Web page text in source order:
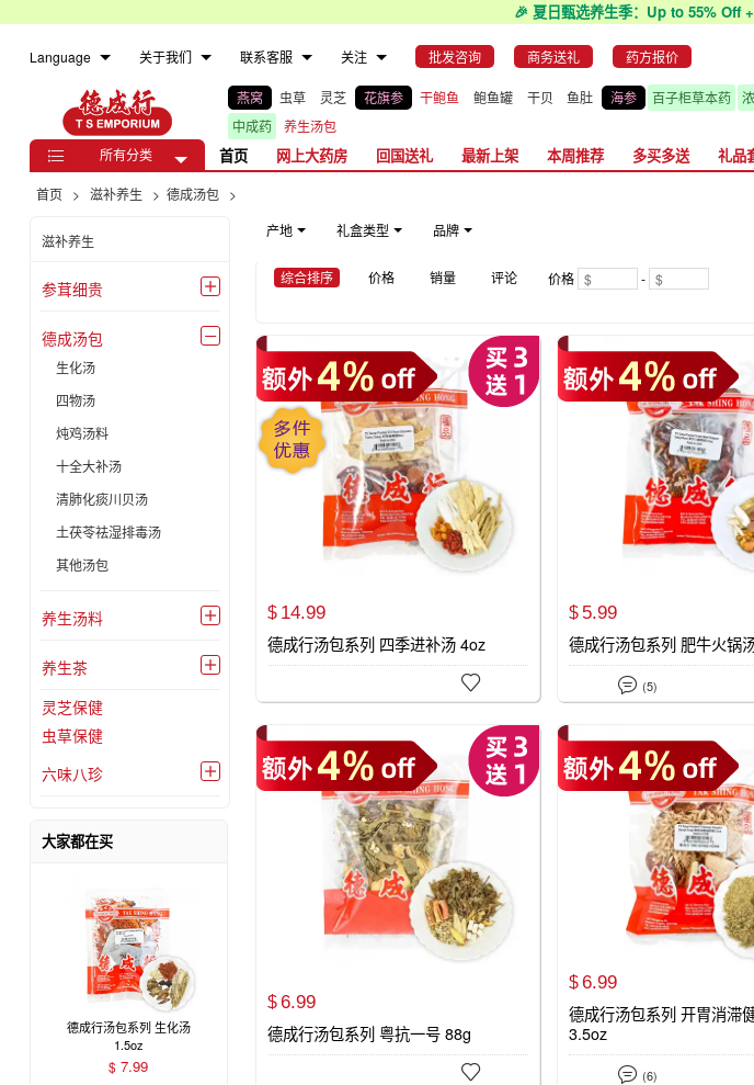
🎉 夏日甄选养生季：Up to 55% Off
Language 关于我们 联系客服 关注 批发咨询 商务送礼 药方报价
燕窝 虫草 灵芝 花旗参 干鲍鱼 鲍鱼罐 干贝 鱼肚 海参 百子柜草本药
中成药
养生汤包

所有分类 首页 网上大药房 回国送礼 最新上架 本周推荐 多买多送 礼品
首页 > 滋补养生 > 德成汤包 >
滋补养生
参茸细贵 
德成汤包 
生化汤
四物汤
炖鸡汤料
十全大补汤
清肺化痰川贝汤
土茯苓祛湿排毒汤
其他汤包
养生汤料 
养生茶 
灵芝保健
虫草保健
六味八珍

大家都在买
德成行汤包系列 生化汤
1.5oz
$ 7.99
产地 礼盒类型 品牌
综合排序 价格 销量 评论 价格 -
$ 14.99
德成行汤包系列 四季进补汤 4oz

$ 5.99
德成行汤包系列 肥牛火锅
 (5)
$6.99
德成行汤包系列 粤抗一号 88g

$6.99
德成行汤包系列 开胃消滞
3.5oz
 (6)